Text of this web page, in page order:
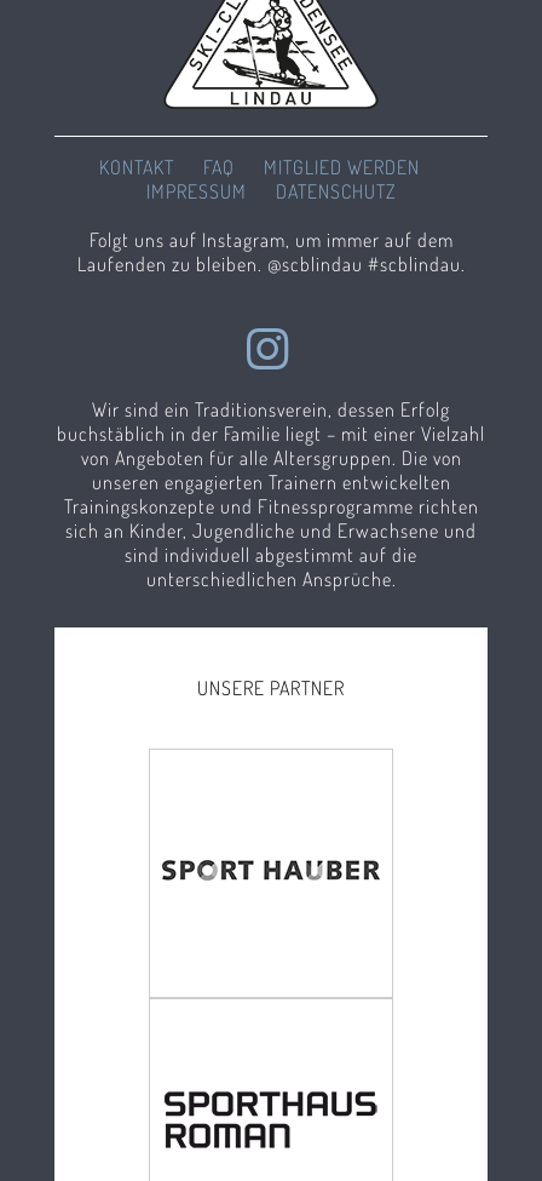
KONTAKT FAQ
MITGLIED WERDEN
IMPRESSUM
DATENSCHUTZ
Folgt uns auf Instagram, um immer auf dem
Laufenden zu bleiben. @scblindau #scblindau.
Wir sind ein Traditionsverein, dessen Erfolg
buchstäblich in der Familie liegt – mit einer Vielzahl
von Angeboten für alle Altersgruppen. Die von
unseren engagierten Trainern entwickelten
Trainingskonzepte und Fitnessprogramme richten
sich an Kinder, Jugendliche und Erwachsene und
sind individuell abgestimmt auf die
unterschiedlichen Ansprüche.
UNSERE PARTNER